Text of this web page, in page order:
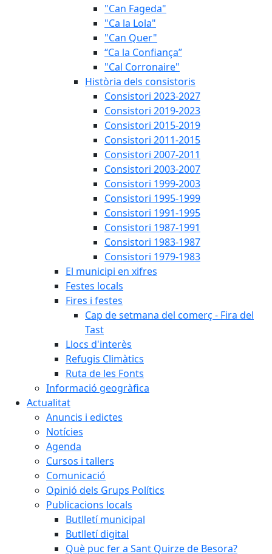
"Can Fageda"
"Ca la Lola"
"Can Quer"
“Ca la Confiança”
"Cal Corronaire"
Història dels consistoris
Consistori 2023-2027
Consistori 2019-2023
Consistori 2015-2019
Consistori 2011-2015
Consistori 2007-2011
Consistori 2003-2007
Consistori 1999-2003
Consistori 1995-1999
Consistori 1991-1995
Consistori 1987-1991
Consistori 1983-1987
Consistori 1979-1983
El municipi en xifres
Festes locals
Fires i festes
Cap de setmana del comerç - Fira del
Tast
Llocs d'interès
Refugis Climàtics
Ruta de les Fonts
Informació geogràfica
Actualitat
Anuncis i edictes
Notícies
Agenda
Cursos i tallers
Comunicació
Opinió dels Grups Polítics
Publicacions locals
Butlletí municipal
Butlletí digital
Què puc fer a Sant Quirze de Besora?